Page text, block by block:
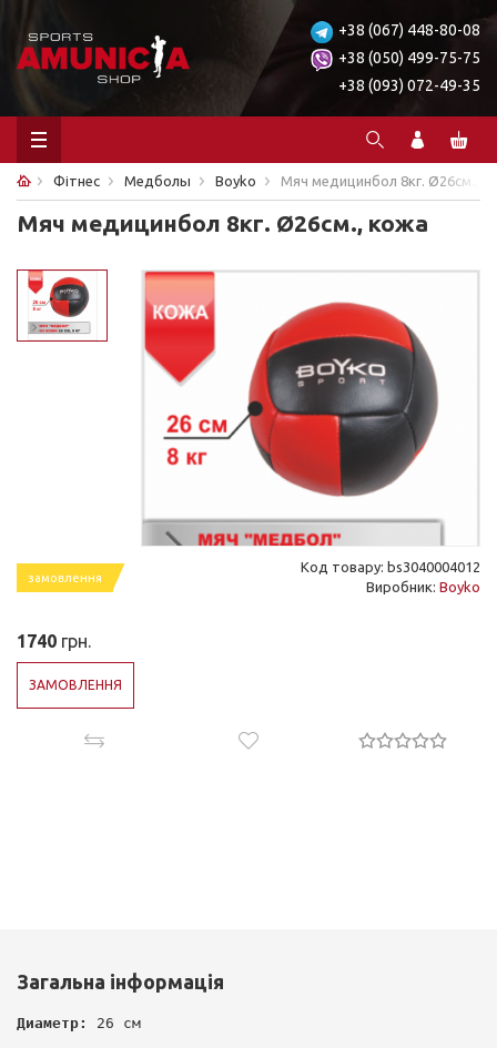
+38 (067) 448-80-08
+38 (050) 499-75-75
+38 (093) 072-49-35
Фітнес Медболы Boyko Мяч медицинбол 8кг. Ø26см.,
Мяч медицинбол 8кг. Ø26см., кожа
замовлення
Код товару: bs3040004012
Виробник: Boyko
1740 грн.
ЗАМОВЛЕННЯ
Загальна інформація
Диаметр: 26 см